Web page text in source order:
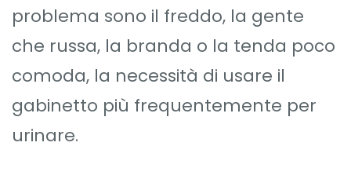
problema sono il freddo, la gente
che russa, la branda o la tenda poco
comoda, la necessità di usare il
gabinetto più frequentemente per
urinare.